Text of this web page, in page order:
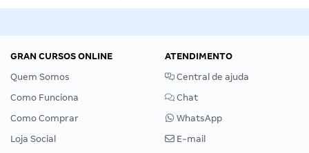
GRAN CURSOS ONLINE
Quem Somos
Como Funciona
Como Comprar
Loja Social
ATENDIMENTO
Central de ajuda
Chat
WhatsApp
E-mail